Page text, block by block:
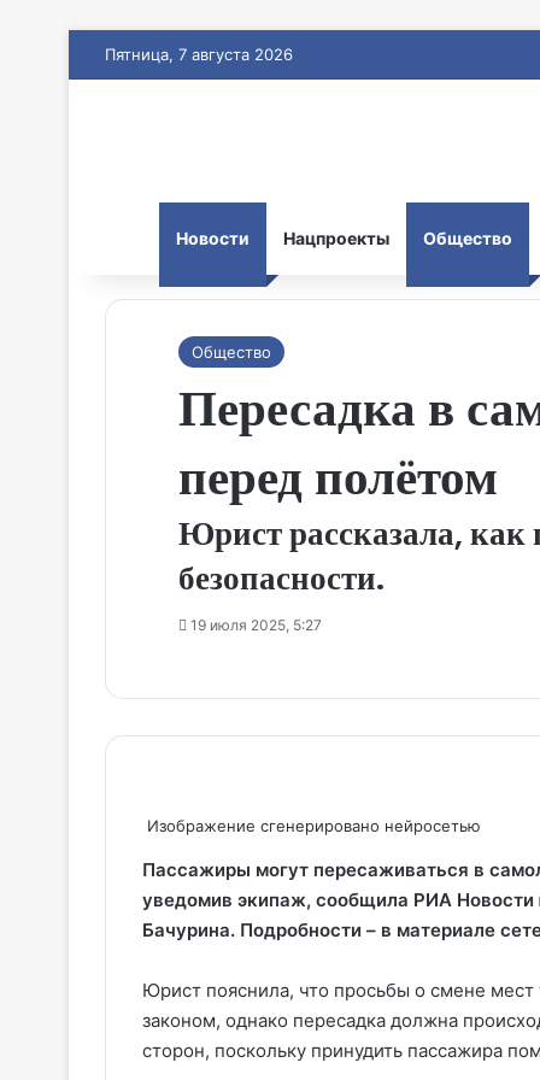
Пятница, 7 августа 2026
Новости Нацпроекты Общество
Общество
Пересадка в
перед полётом
Юрист рассказала, как
безопасности.
19 июля 2025, 5:27
Изображение сгенерировано нейросетью
Пассажиры могут пересаживаться в
уведомив экипаж, сообщила РИА Новости
Бачурина. Подробности – в материале
Юрист пояснила, что просьбы о смене
законом, однако пересадка должна
сторон, поскольку принудить пассажира